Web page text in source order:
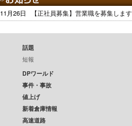
11月26日 【正社員募集】営業職を募集します
話題
短報
DPワールド
事件・事故
値上げ
新着倉庫情報
高速道路